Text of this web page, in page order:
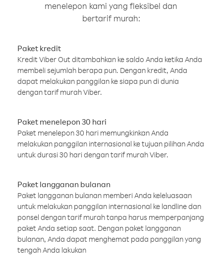
menelepon kami yang fleksibel dan
bertarif murah:
Paket kredit
Kredit Viber Out ditambahkan ke saldo Anda ketika Anda
membeli sejumlah berapa pun. Dengan kredit, Anda
dapat melakukan panggilan ke siapa pun di dunia
dengan tarif murah Viber.
Paket menelepon 30 hari
Paket menelepon 30 hari memungkinkan Anda
melakukan panggilan internasional ke tujuan pilihan Anda
untuk durasi 30 hari dengan tarif murah Viber.
Paket langganan bulanan
Paket langganan bulanan memberi Anda keleluasaan
untuk melakukan panggilan internasional ke landline dan
ponsel dengan tarif murah tanpa harus memperpanjang
paket Anda setiap saat. Dengan paket langganan
bulanan, Anda dapat menghemat pada panggilan yang
tengah Anda lakukan